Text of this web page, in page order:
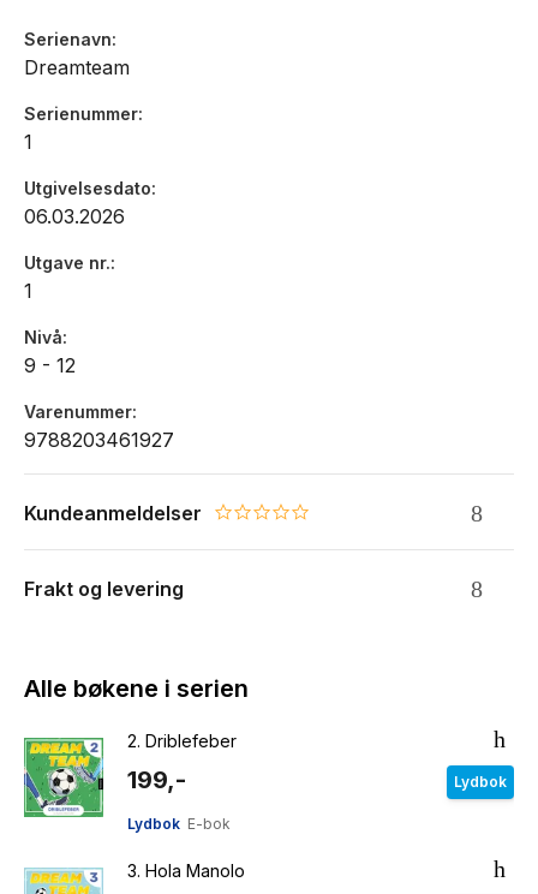
Serienavn
Dreamteam
Serienummer
1
Utgivelsesdato
06.03.2026
Utgave nr.
1
Nivå
9 - 12
Varenummer
9788203461927
Kundeanmeldelser 0.0 star rating
Frakt og levering
Alle bøkene i serien
2. Driblefeber
199,- Lydbok
Lydbok E-bok
3. Hola Manolo